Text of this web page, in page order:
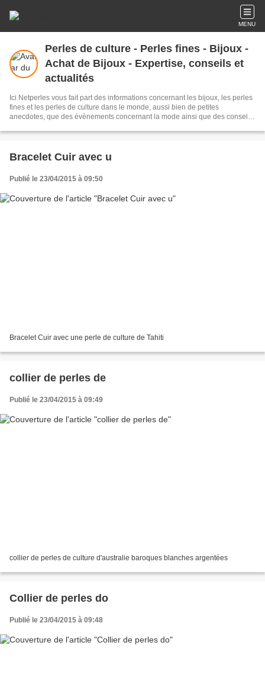
MENU
Perles de culture - Perles fines - Bijoux -
Achat de Bijoux - Expertise, conseils et
actualités
Ici Netperles vous fait part des informations concernant les bijoux, les perles
fines et les perles de culture dans le monde, aussi bien de petites
anecdotes, que des évènements concernant la mode ainsi que des conseils
gemmes et les perles et nous y répondrons.
Bracelet Cuir avec u
Publié le 23/04/2015 à 09:50
Bracelet Cuir avec une perle de culture de Tahiti
collier de perles de
Publié le 23/04/2015 à 09:49
collier de perles de culture d'australie baroques blanches argentées
Collier de perles do
Publié le 23/04/2015 à 09:48